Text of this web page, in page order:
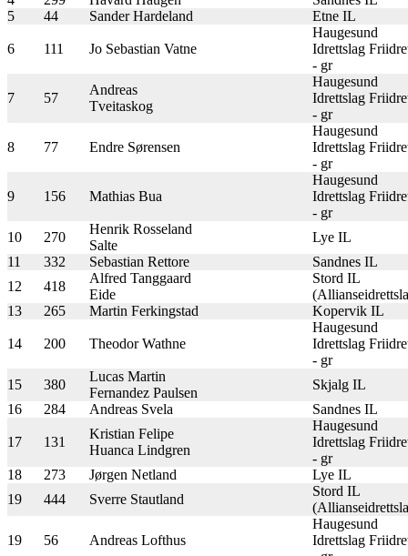
5
44 Sander Hardeland Etne IL
6 111 Jo Sebastian Vatne
Haugesund
Idrettslag
- gr
7 57
Andreas
Tveitaskog
Haugesund
Idrettslag
- gr
8 77 Endre Sørensen
Haugesund
Idrettslag
- gr
9 156 Mathias Bua
Haugesund
Idrettslag
- gr
10
270
Henrik Rosseland
Salte
Lye IL
11
332 Sebastian Rettore
Sandnes IL
12
418
Alfred Tanggaard
Eide
Stord IL
13
265 Martin Ferkingstad Kopervik IL
14 200 Theodor Wathne
Haugesund
Idrettslag
- gr
15
380
Lucas Martin
Fernandez Paulsen
Skjalg IL
16
284 Andreas Svela Sandnes IL
17 131
Kristian Felipe
Huanca Lindgren
Haugesund
Idrettslag
- gr
18
273 Jørgen Netland
Lye IL
19
444 Sverre Stautland
Stord IL
19 56 Andreas Lofthus
Haugesund
Idrettslag